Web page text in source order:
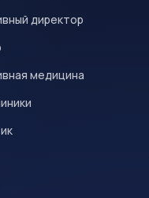
директор
медицина